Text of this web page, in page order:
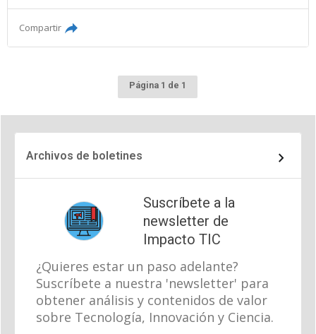
Compartir
Página 1 de 1
Archivos de boletines
Suscríbete a la
newsletter de
Impacto TIC
¿Quieres estar un paso adelante?
Suscríbete a nuestra 'newsletter' para
obtener análisis y contenidos de valor
sobre Tecnología, Innovación y Ciencia.